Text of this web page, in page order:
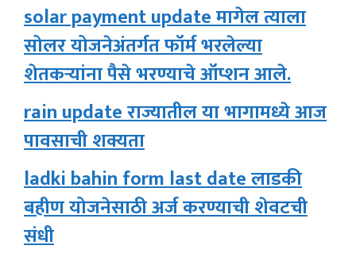
solar payment update मागेल त्याला
सोलर योजनेअंतर्गत फॉर्म भरलेल्या
शेतकऱ्यांना पैसे भरण्याचे ऑप्शन आले.
rain update राज्यातील या भागामध्ये आज
पावसाची शक्यता
ladki bahin form last date लाडकी
बहीण योजनेसाठी अर्ज करण्याची शेवटची
संधी